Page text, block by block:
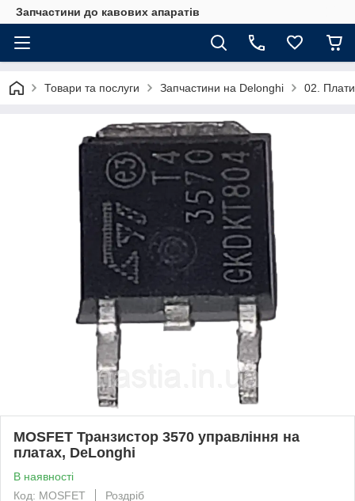
Запчастини до кавових апаратів
Товари та послуги Запчастини на Delonghi 02. Плати
MOSFET Транзистор 3570 управління на
платах, DeLonghi
В наявності
Код: MOSFET
Роздріб